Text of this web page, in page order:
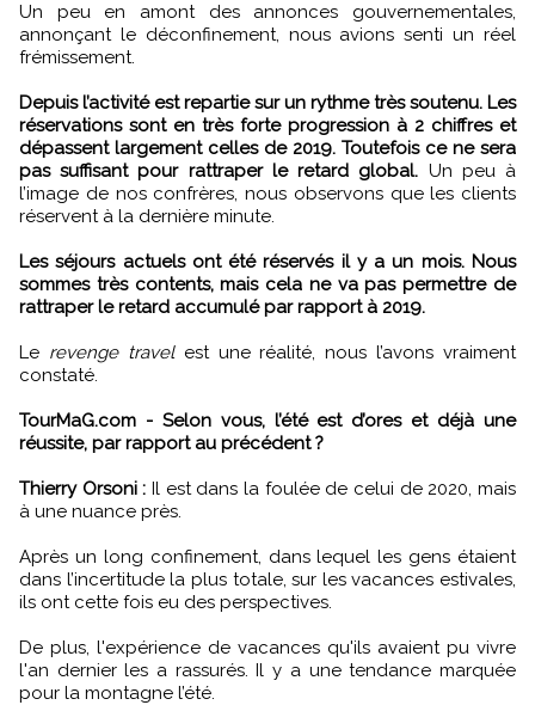
Un peu en amont des annonces gouvernementales,
annonçant le déconfinement, nous avions senti un réel
frémissement.
Depuis l’activité est repartie sur un rythme très soutenu. Les
réservations sont en très forte progression à 2 chiffres et
dépassent largement celles de 2019. Toutefois ce ne sera
pas suffisant pour rattraper le retard global. Un peu à
l’image de nos confrères, nous observons que les clients
réservent à la dernière minute.
Les séjours actuels ont été réservés il y a un mois. Nous
sommes très contents, mais cela ne va pas permettre de
rattraper le retard accumulé par rapport à 2019.
Le revenge travelest une réalité, nous l’avons vraiment
constaté.
TourMaG.com - Selon vous, l’été est d’ores et déjà une
réussite, par rapport au précédent ?
Thierry Orsoni : Il est dans la foulée de celui de 2020, mais
à une nuance près.
Après un long confinement, dans lequel les gens étaient
dans l’incertitude la plus totale, sur les vacances estivales,
ils ont cette fois eu des perspectives.
De plus, l'expérience de vacances qu'ils avaient pu vivre
l'an dernier les a rassurés. Il y a une tendance marquée
pour la montagne l’été.